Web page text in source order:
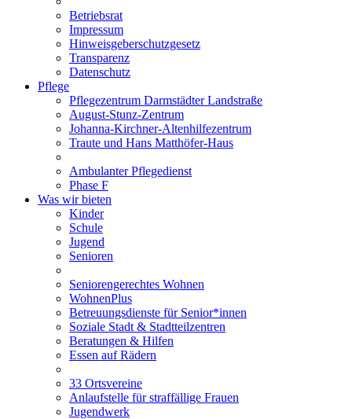
Betriebsrat
Impressum
Hinweisgeberschutzgesetz
Transparenz
Datenschutz
Pflege
Pflegezentrum Darmstädter Landstraße
August-Stunz-Zentrum
Johanna-Kirchner-Altenhilfezentrum
Traute und Hans Matthöfer-Haus
Ambulanter Pflegedienst
Phase F
Was wir bieten
Kinder
Schule
Jugend
Senioren
Seniorengerechtes Wohnen
WohnenPlus
Betreuungsdienste für Senior*innen
Soziale Stadt & Stadtteilzentren
Beratungen & Hilfen
Essen auf Rädern
33 Ortsvereine
Anlaufstelle für straffällige Frauen
Jugendwerk